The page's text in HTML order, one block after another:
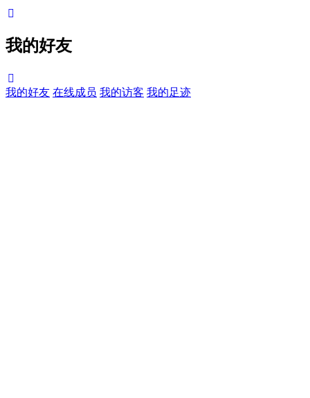
我的好友
我的好友 在线成员 我的访客 我的足迹